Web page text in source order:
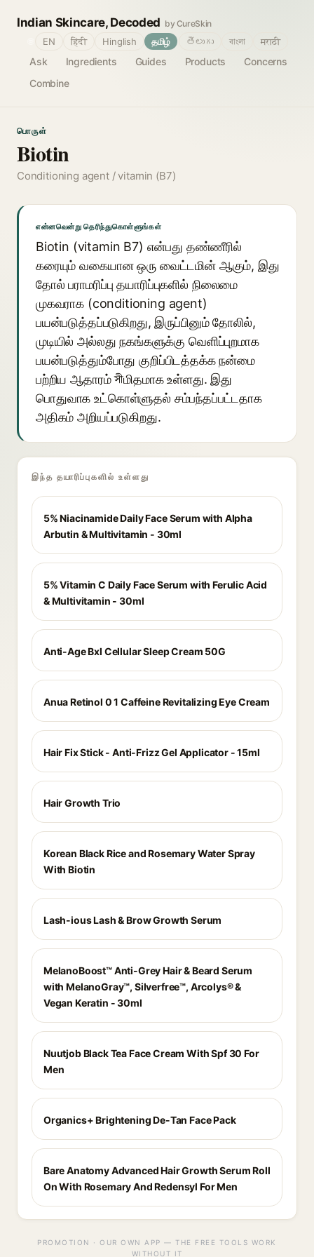
Indian Skincare, Decoded by CureSkin
Ask Ingredients Guides Products
Concerns
Combine
EN हिंदी Hinglish தமிழ் తెలుగు বাংলা मराठी
பொருள்
Biotin
Conditioning agent / vitamin (B7)
என்னவென்று தெரிந்துகொள்ளுங்கள்
Biotin (vitamin B7) என்பது தண்ணீரில்
கரையும் வகையான ஒரு வைட்டமின் ஆகும், இது
தோல் பராமரிப்பு தயாரிப்புகளில் நிலைமை
முகவராக (conditioning agent)
பயன்படுத்தப்படுகிறது, இருப்பினும் தோலில்,
முடியில் அல்லது நகங்களுக்கு வெளிப்புறமாக
பயன்படுத்தும்போது குறிப்பிடத்தக்க நன்மை
பற்றிய ஆதாரம் সীமிதமாக உள்ளது. இது
பொதுவாக உட்கொள்ளுதல் சம்பந்தப்பட்டதாக
அதிகம் அறியப்படுகிறது.
இந்த தயாரிப்புகளில் உள்ளது
5% Niacinamide Daily Face Serum with Alpha
Arbutin & Multivitamin - 30ml
5% Vitamin C Daily Face Serum with Ferulic Acid
& Multivitamin - 30ml
Anti-Age Bxl Cellular Sleep Cream 50G
Anua Retinol 0 1 Caffeine Revitalizing Eye Cream
Hair Fix Stick - Anti-Frizz Gel Applicator - 15ml
Hair Growth Trio
Korean Black Rice and Rosemary Water Spray
With Biotin
Lash-ious Lash & Brow Growth Serum
MelanoBoost™ Anti-Grey Hair & Beard Serum
with MelanoGray™, Silverfree™, Arcolys® &
Vegan Keratin - 30ml
Nuutjob Black Tea Face Cream With Spf 30 For
Men
Organics+ Brightening De-Tan Face Pack
Bare Anatomy Advanced Hair Growth Serum Roll
On With Rosemary And Redensyl For Men
PROMOTION · OUR OWN APP — THE FREE TOOLS WORK
WITHOUT IT